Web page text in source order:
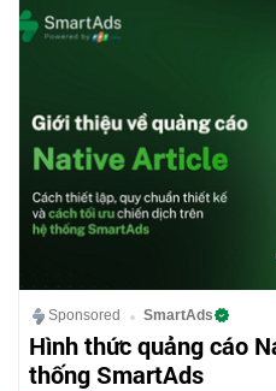
Sponsored SmartAds
Hình thức quảng cáo
thống SmartAds